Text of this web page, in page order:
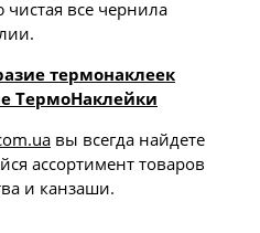
все чернила
термонаклеек
ТермоНаклейки
вы всегда найдете
ассортимент товаров
и канзаши.